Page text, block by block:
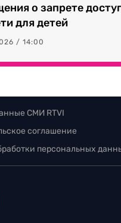
о запрете
для детей
/ 14:00
СМИ RTVI
соглашение
персональных